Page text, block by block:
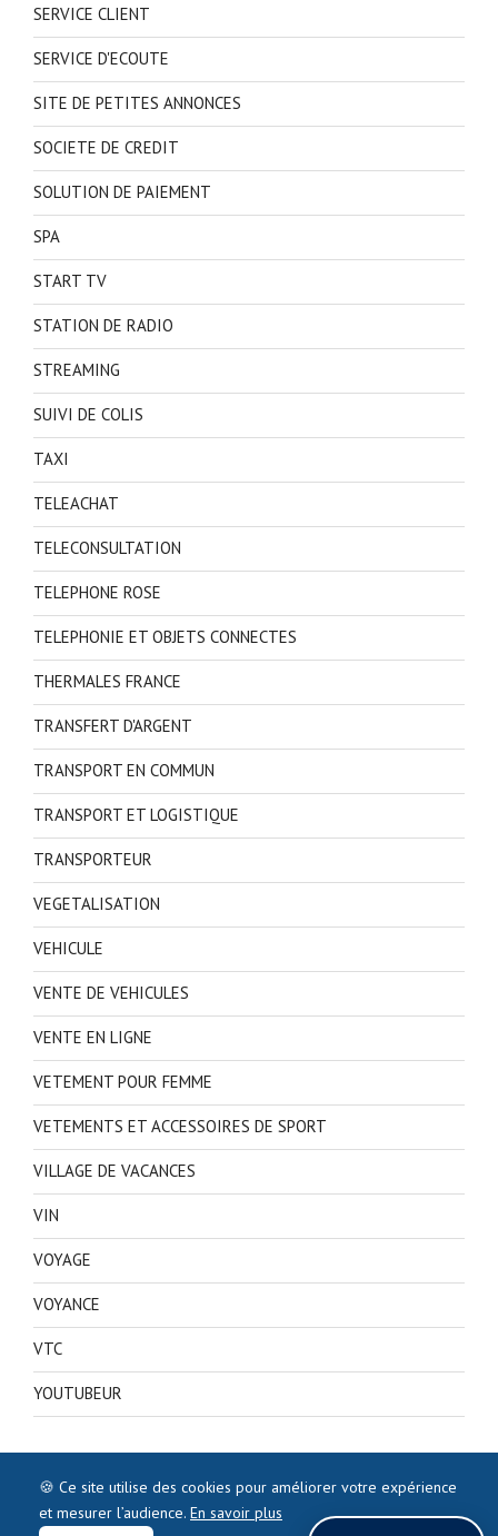
SERVICE CLIENT
SERVICE D'ECOUTE
SITE DE PETITES ANNONCES
SOCIETE DE CREDIT
SOLUTION DE PAIEMENT
SPA
START TV
STATION DE RADIO
STREAMING
SUIVI DE COLIS
TAXI
TELEACHAT
TELECONSULTATION
TELEPHONE ROSE
TELEPHONIE ET OBJETS CONNECTES
THERMALES FRANCE
TRANSFERT D'ARGENT
TRANSPORT EN COMMUN
TRANSPORT ET LOGISTIQUE
TRANSPORTEUR
VEGETALISATION
VEHICULE
VENTE DE VEHICULES
VENTE EN LIGNE
VETEMENT POUR FEMME
VETEMENTS ET ACCESSOIRES DE SPORT
VILLAGE DE VACANCES
VIN
VOYAGE
VOYANCE
VTC
YOUTUBEUR
🍪 Ce site utilise des cookies pour améliorer votre expérience
et mesurer l’audience. En savoir plus